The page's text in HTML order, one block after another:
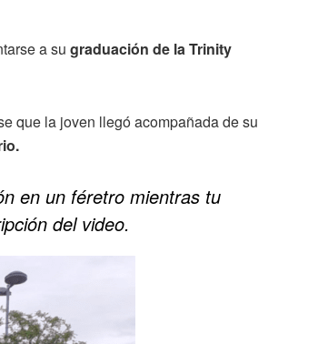
a su graduación de la Trinity
que la joven llegó acompañada de su
en un féretro mientras tu
del video.